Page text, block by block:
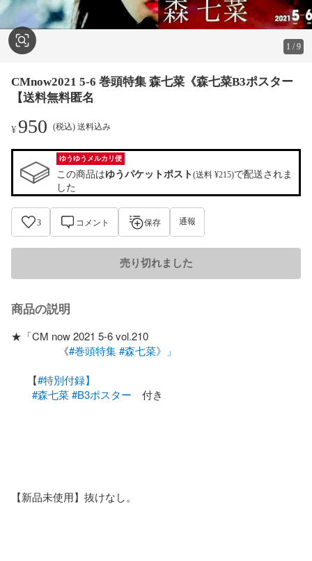
1 /9
CMnow2021 5-6 巻頭特集 森七菜《森七菜B3ポスター
【送料無料匿名
¥950 (税込) 送料込み
ゆうゆうメルカリ便
この商品はゆうパケットポスト(送料 ¥215)で配送されま
した
3 コメント 保存 通報
売り切れました
商品の説明
★「CM now 2021 5-6 vol.210
                 《
#巻頭特集#森七菜》」
  　【
#特別付録】
#森七菜#B3ポスター 付き
【新品未使用】抜けなし。